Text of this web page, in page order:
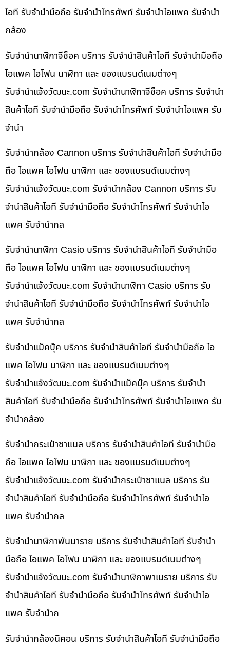
ไอที รับจำนำมือถือ รับจำนำโทรศัพท์ รับจำนำไอแพค รับจำนำ
กล้อง
รับจำนำนาฬิกาจีช็อค บริการ รับจำนำสินค้าไอที รับจำนำมือถือ
ไอแพค ไอโฟน นาฬิกา และ ของแบรนด์เนมต่างๆ
รับจํานําแจ้งวัฒนะ.com รับจำนำนาฬิกาจีช็อค บริการ รับจำนำ
สินค้าไอที รับจำนำมือถือ รับจำนำโทรศัพท์ รับจำนำไอแพค รับ
จำนำ
รับจำนำกล้อง Cannon บริการ รับจำนำสินค้าไอที รับจำนำมือ
ถือ ไอแพค ไอโฟน นาฬิกา และ ของแบรนด์เนมต่างๆ
รับจํานําแจ้งวัฒนะ.com รับจำนำกล้อง Cannon บริการ รับ
จำนำสินค้าไอที รับจำนำมือถือ รับจำนำโทรศัพท์ รับจำนำไอ
แพค รับจำนำกล
รับจำนำนาฬิกา Casio บริการ รับจำนำสินค้าไอที รับจำนำมือ
ถือ ไอแพค ไอโฟน นาฬิกา และ ของแบรนด์เนมต่างๆ
รับจํานําแจ้งวัฒนะ.com รับจำนำนาฬิกา Casio บริการ รับ
จำนำสินค้าไอที รับจำนำมือถือ รับจำนำโทรศัพท์ รับจำนำไอ
แพค รับจำนำกล
รับจำนำแม็คบุ๊ค บริการ รับจำนำสินค้าไอที รับจำนำมือถือ ไอ
แพค ไอโฟน นาฬิกา และ ของแบรนด์เนมต่างๆ
รับจํานําแจ้งวัฒนะ.com รับจำนำแม็คบุ๊ค บริการ รับจำนำ
สินค้าไอที รับจำนำมือถือ รับจำนำโทรศัพท์ รับจำนำไอแพค รับ
จำนำกล้อง
รับจำนำกระเป๋าชาแนล บริการ รับจำนำสินค้าไอที รับจำนำมือ
ถือ ไอแพค ไอโฟน นาฬิกา และ ของแบรนด์เนมต่างๆ
รับจํานําแจ้งวัฒนะ.com รับจำนำกระเป๋าชาแนล บริการ รับ
จำนำสินค้าไอที รับจำนำมือถือ รับจำนำโทรศัพท์ รับจำนำไอ
แพค รับจำนำกล
รับจำนำนาฬิกาพันนาราย บริการ รับจำนำสินค้าไอที รับจำนำ
มือถือ ไอแพค ไอโฟน นาฬิกา และ ของแบรนด์เนมต่างๆ
รับจํานําแจ้งวัฒนะ.com รับจำนำนาฬิกาพาเนราย บริการ รับ
จำนำสินค้าไอที รับจำนำมือถือ รับจำนำโทรศัพท์ รับจำนำไอ
แพค รับจำนำก
รับจำนำกล้องนิคอน บริการ รับจำนำสินค้าไอที รับจำนำมือถือ